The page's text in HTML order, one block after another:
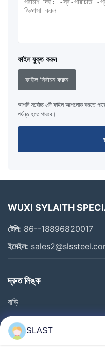
ফাইল যুক্ত করুন
ফাইল নির্বাচন করুন
আপনি সর্বোচ্চ ৫টি ফাইল আপলোড করতে
পর্যন্ত হতে পারবে।
WUXI SYLAITH
টেলি: 86--18896820017
ইমেইল:
দ্রুত লিঙ্ক
বাড়ি
পণ্য
ভিডিও
SLAST